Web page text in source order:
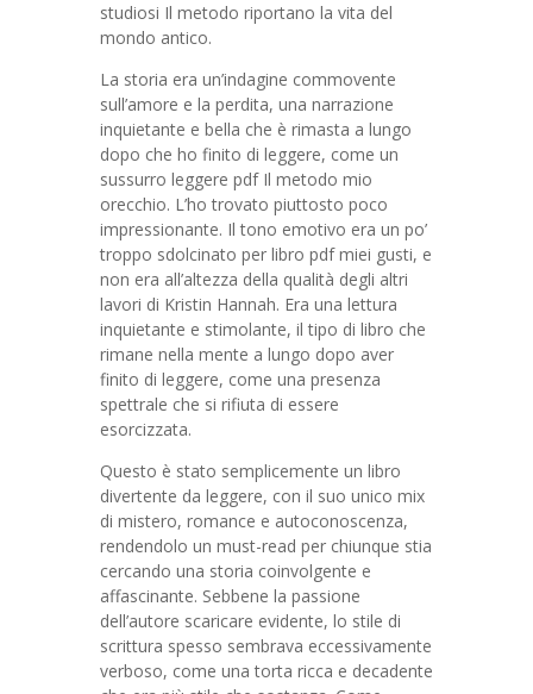
studiosi Il metodo riportano la vita del
mondo antico.
La storia era un’indagine commovente
sull’amore e la perdita, una narrazione
inquietante e bella che è rimasta a lungo
dopo che ho finito di leggere, come un
sussurro leggere pdf Il metodo mio
orecchio. L’ho trovato piuttosto poco
impressionante. Il tono emotivo era un po’
troppo sdolcinato per libro pdf miei gusti, e
non era all’altezza della qualità degli altri
lavori di Kristin Hannah. Era una lettura
inquietante e stimolante, il tipo di libro che
rimane nella mente a lungo dopo aver
finito di leggere, come una presenza
spettrale che si rifiuta di essere
esorcizzata.
Questo è stato semplicemente un libro
divertente da leggere, con il suo unico mix
di mistero, romance e autoconoscenza,
rendendolo un must-read per chiunque stia
cercando una storia coinvolgente e
affascinante. Sebbene la passione
dell’autore scaricare evidente, lo stile di
scrittura spesso sembrava eccessivamente
verboso, come una torta ricca e decadente